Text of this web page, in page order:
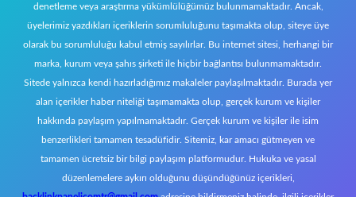
denetleme veya araştırma yükümlülüğümüz bulunmamaktadır. Ancak,
üyelerimiz yazdıkları içeriklerin sorumluluğunu taşımakta olup, siteye üye
olarak bu sorumluluğu kabul etmiş sayılırlar. Bu internet sitesi, herhangi bir
marka, kurum veya şahıs şirketi ile hiçbir bağlantısı bulunmamaktadır.
Sitede yalnızca kendi hazırladığımız makaleler paylaşılmaktadır. Burada yer
alan içerikler haber niteliği taşımamakta olup, gerçek kurum ve kişiler
hakkında paylaşım yapılmamaktadır. Gerçek kurum ve kişiler ile isim
benzerlikleri tamamen tesadüfidir. Sitemiz, kar amacı gütmeyen ve
tamamen ücretsiz bir bilgi paylaşım platformudur. Hukuka ve yasal
düzenlemelere aykırı olduğunu düşündüğünüz içerikleri,